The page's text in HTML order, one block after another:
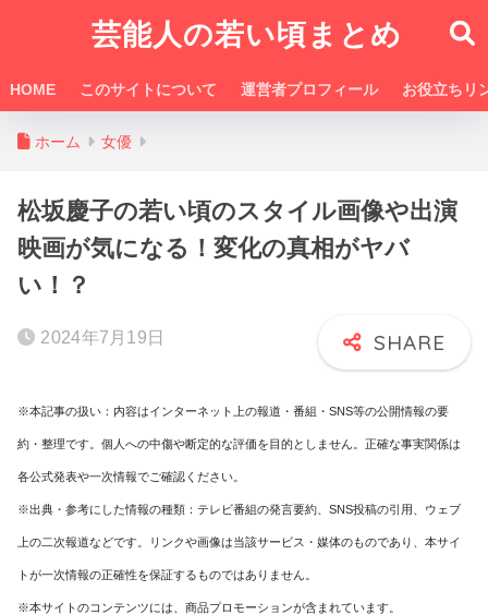
芸能人の若い頃まとめ
HOME このサイトについて 運営者プロフィール お役立ちリ
ホーム 女優
松坂慶子の若い頃のスタイル画像や出演
映画が気になる！変化の真相がヤバ
い！？
2024年7月19日
※本記事の扱い：内容はインターネット上の報道・番組・SNS等の公開情報の要
約・整理です。個人への中傷や断定的な評価を目的としません。正確な事実関係は
各公式発表や一次情報でご確認ください。
※出典・参考にした情報の種類：テレビ番組の発言要約、SNS投稿の引用、ウェブ
上の二次報道などです。リンクや画像は当該サービス・媒体のものであり、本サイ
トが一次情報の正確性を保証するものではありません。
※本サイトのコンテンツには、商品プロモーションが含まれています。